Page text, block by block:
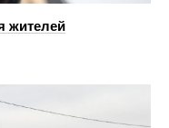
жителей